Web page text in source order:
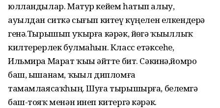
юлландылар. Матур кейем һатып алыу,
ауылдан ситкә сығып китеү күңелен елкендерә
генә.Тырышып уҡырға кәрәк, йөҙгә ҡыҙыллыҡ
килтерерлек булмаһын. Класс етәксеһе,
Ильмира Марат ҡыҙы әйтте бит. Сәкинә,йомро
баш, ышанам, ҡыҙыл дипломға
тамамлаясаҡһың. Шуға тырышырға, белемгә
баш-тояҡ менән инеп китергә кәрәк.